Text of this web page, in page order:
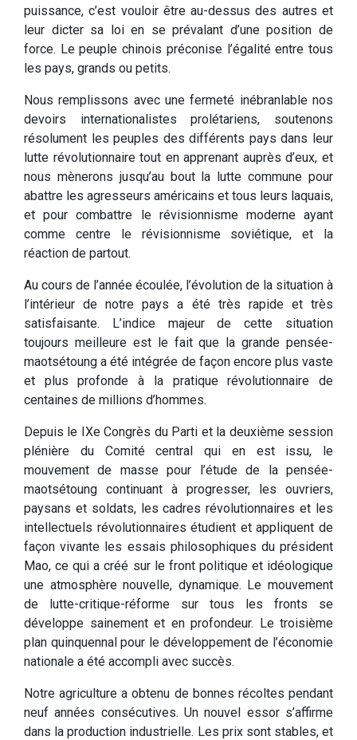
puissance, c’est vouloir être au-dessus des autres et
leur dicter sa loi en se prévalant d’une position de
force. Le peuple chinois préconise l’égalité entre tous
les pays, grands ou petits.
Nous remplissons avec une fermeté inébranlable nos
devoirs internationalistes prolétariens, soutenons
résolument les peuples des différents pays dans leur
lutte révolutionnaire tout en apprenant auprès d’eux, et
nous mènerons jusqu’au bout la lutte commune pour
abattre les agresseurs américains et tous leurs laquais,
et pour combattre le révisionnisme moderne ayant
comme centre le révisionnisme soviétique, et la
réaction de partout.
Au cours de l’année écoulée, l’évolution de la situation à
l’intérieur de notre pays a été très rapide et très
satisfaisante. L’indice majeur de cette situation
toujours meilleure est le fait que la grande pensée-
maotsétoung a été intégrée de façon encore plus vaste
et plus profonde à la pratique révolutionnaire de
centaines de millions d’hommes.
Depuis le IXe Congrès du Parti et la deuxième session
plénière du Comité central qui en est issu, le
mouvement de masse pour l’étude de la pensée-
maotsétoung continuant à progresser, les ouvriers,
paysans et soldats, les cadres révolutionnaires et les
intellectuels révolutionnaires étudient et appliquent de
façon vivante les essais philosophiques du président
Mao, ce qui a créé sur le front politique et idéologique
une atmosphère nouvelle, dynamique. Le mouvement
de lutte-critique-réforme sur tous les fronts se
développe sainement et en profondeur. Le troisième
plan quinquennal pour le développement de l’économie
nationale a été accompli avec succès.
Notre agriculture a obtenu de bonnes récoltes pendant
neuf années consécutives. Un nouvel essor s’affirme
dans la production industrielle. Les prix sont stables, et